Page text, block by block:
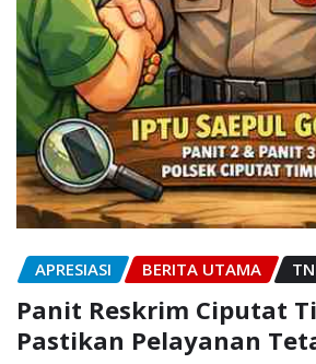
APRESIASI BERITA UTAMA
Panit Reskrim Ciputat
Pastikan Pelayanan